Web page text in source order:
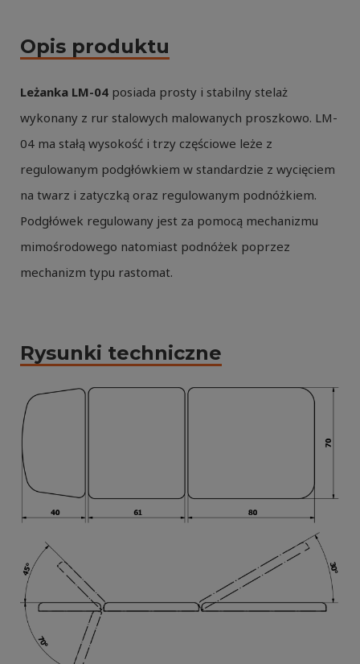
Opis produktu
Leżanka LM-04 posiada prosty i stabilny stelaż
wykonany z rur stalowych malowanych proszkowo. LM-
04 ma stałą wysokość i trzy częściowe leże z
regulowanym podgłówkiem w standardzie z wycięciem
na twarz i zatyczką oraz regulowanym podnóżkiem.
Podgłówek regulowany jest za pomocą mechanizmu
mimośrodowego natomiast podnóżek poprzez
mechanizm typu rastomat.
Rysunki techniczne